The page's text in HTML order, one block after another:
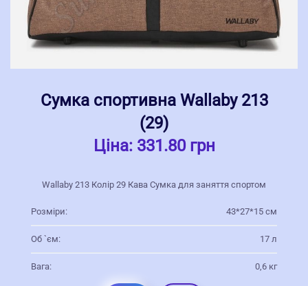
Сумка спортивна Wallaby 213
(29)
Ціна: 331.80 грн
Wallaby 213 Колір 29 Кава Сумка для заняття спортом
Розміри: 43*27*15 см
Об `єм: 17 л
Вага: 0,6 кг